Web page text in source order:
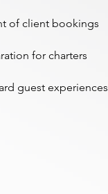
of client bookings
for charters
guest experiences